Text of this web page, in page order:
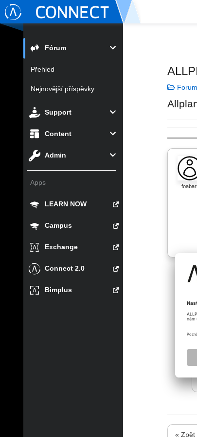
Fórum
Přehled
Nejnovější příspěvky
Support
Content
Admin
Apps
LEARN NOW
Campus
Exchange
Connect 2.0
Bimplus
Forum
« Zpět